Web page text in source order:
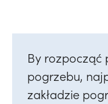
małżeństwo
pogrzeb
By rozpocząć
pogrzebu,
zakładzie